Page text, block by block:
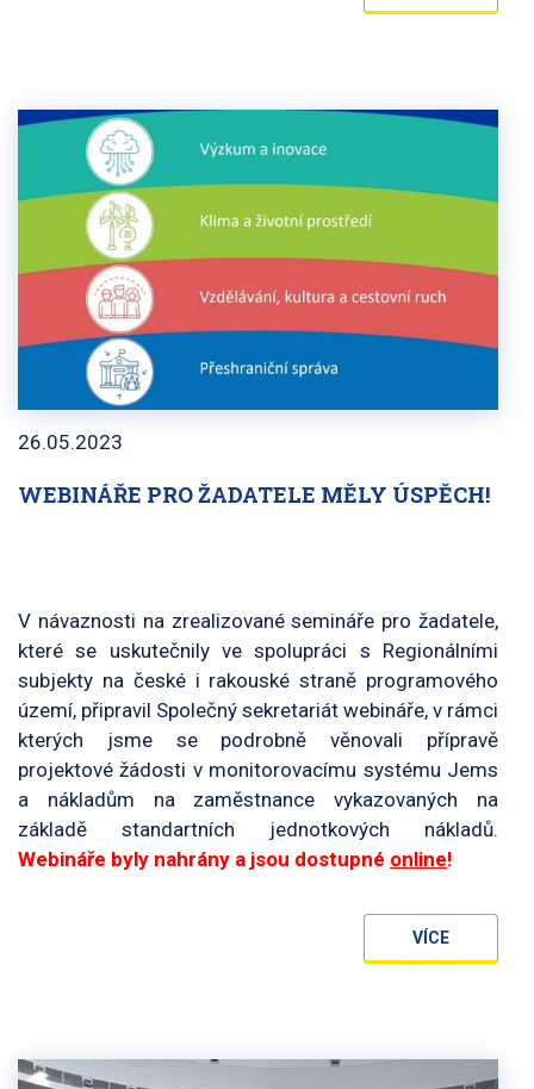
WEBINÁŘE PRO ŽADATELE MĚLY ÚSPĚCH!
26.05.2023
V návaznosti na zrealizované semináře pro žadatele,
které se uskutečnily ve spolupráci s Regionálními
subjekty na české i rakouské straně programového
území, připravil Společný sekretariát webináře, v rámci
kterých jsme se podrobně věnovali přípravě
projektové žádosti v monitorovacímu systému Jems
a nákladům na zaměstnance vykazovaných na
základě standartních jednotkových nákladů.
Webináře byly nahrány a jsou dostupné online!
VÍCE